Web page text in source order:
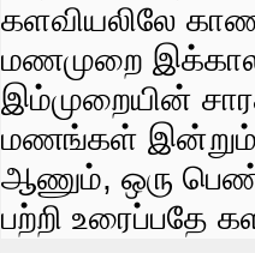
களவியலிலே
மணமுறை
இம்முறையின்‌
மணங்கள்‌ இன்றும்‌
ஆணும்‌, ஒரு
பற்றி உரைப்பதே